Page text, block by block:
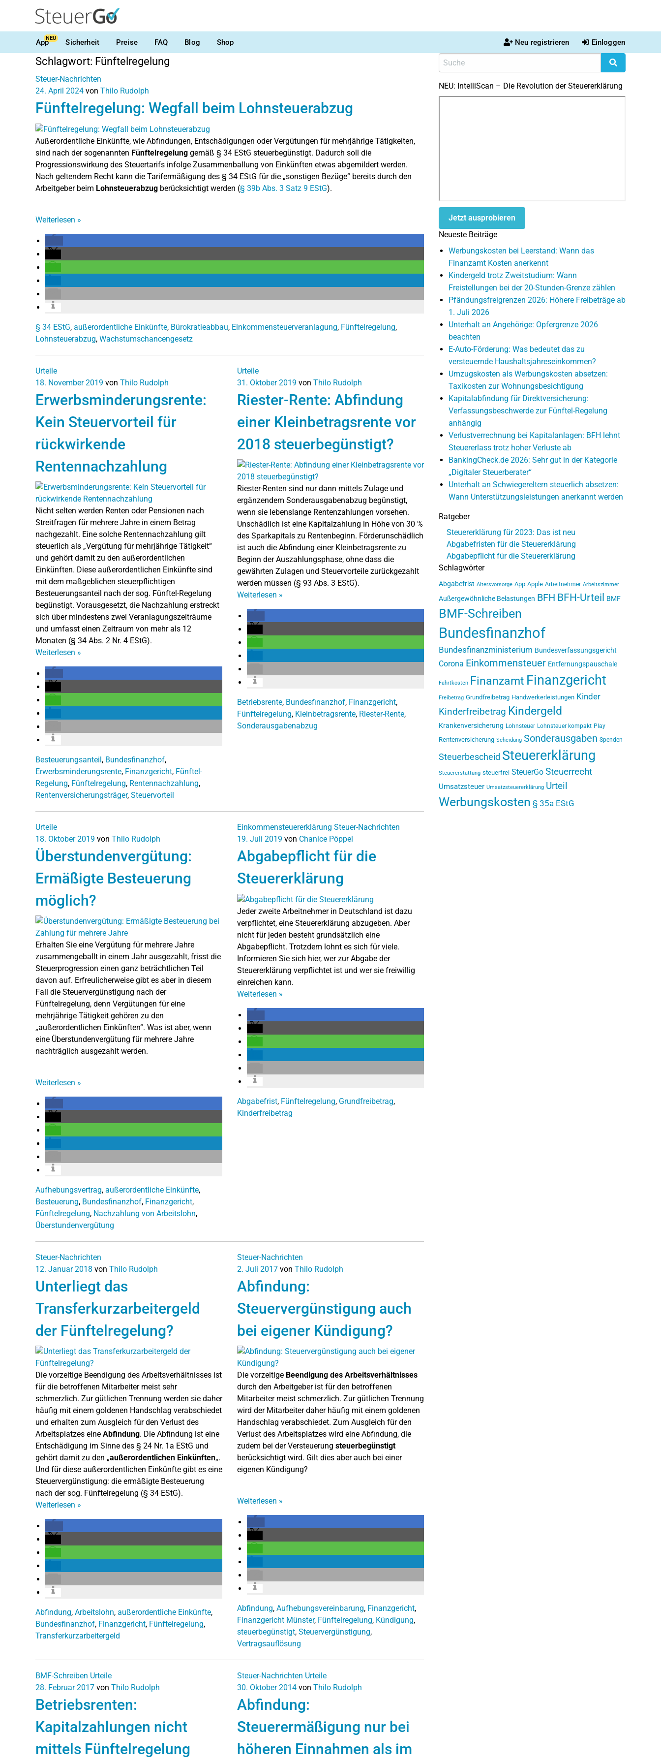
AppNEU Sicherheit Preise FAQ Blog Shop Neu registrieren Einloggen
Schlagwort: Fünftelregelung
Steuer-Nachrichten
24. April 2024 von Thilo Rudolph
Fünftelregelung: Wegfall beim Lohnsteuerabzug
Außerordentliche Einkünfte, wie Abfindungen, Entschädigungen oder Vergütungen für mehrjährige Tätigkeiten,
sind nach der sogenannten Fünftelregelung gemäß § 34 EStG steuerbegünstigt. Dadurch soll die
Progressionswirkung des Steuertarifs infolge Zusammenballung von Einkünften etwas abgemildert werden.
Nach geltendem Recht kann die Tarifermäßigung des § 34 EStG für die „sonstigen Bezüge“ bereits durch den
Arbeitgeber beim Lohnsteuerabzug berücksichtigt werden (§ 39b Abs. 3 Satz 9 EStG).
Weiterlesen »
§ 34 EStG, außerordentliche Einkünfte, Bürokratieabbau, Einkommensteuerveranlagung, Fünftelregelung,
Lohnsteuerabzug, Wachstumschancengesetz
Urteile
18. November 2019 von Thilo Rudolph
Erwerbsminderungsrente:
Kein Steuervorteil für
rückwirkende
Rentennachzahlung
Nicht selten werden Renten oder Pensionen nach
Streitfragen für mehrere Jahre in einem Betrag
nachgezahlt. Eine solche Rentennachzahlung gilt
steuerlich als „Vergütung für mehrjährige Tätigkeit“
und gehört damit zu den außerordentlichen
Einkünften. Diese außerordentlichen Einkünfte sind
mit dem maßgeblichen steuerpflichtigen
Besteuerungsanteil nach der sog. Fünftel-Regelung
begünstigt. Vorausgesetzt, die Nachzahlung erstreckt
sich über mindestens zwei Veranlagungszeiträume
und umfasst einen Zeitraum von mehr als 12
Monaten (§ 34 Abs. 2 Nr. 4 EStG).
Weiterlesen »
Besteuerungsanteil, Bundesfinanzhof,
Erwerbsminderungsrente, Finanzgericht, Fünftel-
Regelung, Fünftelregelung, Rentennachzahlung,
Rentenversicherungsträger, Steuervorteil
Urteile
31. Oktober 2019 von Thilo Rudolph
Riester-Rente: Abfindung
einer Kleinbetragsrente vor
2018 steuerbegünstigt?
Riester-Renten sind nur dann mittels Zulage und
ergänzendem Sonderausgabenabzug begünstigt,
wenn sie lebenslange Rentenzahlungen vorsehen.
Unschädlich ist eine Kapitalzahlung in Höhe von 30 %
des Sparkapitals zu Rentenbeginn. Förderunschädlich
ist auch die Abfindung einer Kleinbetragsrente zu
Beginn der Auszahlungsphase, ohne dass die
gewährten Zulagen und Steuervorteile zurückgezahlt
werden müssen (§ 93 Abs. 3 EStG).
Weiterlesen »
Betriebsrente, Bundesfinanzhof, Finanzgericht,
Fünftelregelung, Kleinbetragsrente, Riester-Rente,
Sonderausgabenabzug
Urteile
18. Oktober 2019 von Thilo Rudolph
Überstundenvergütung:
Ermäßigte Besteuerung
möglich?
Erhalten Sie eine Vergütung für mehrere Jahre
zusammengeballt in einem Jahr ausgezahlt, frisst die
Steuerprogression einen ganz beträchtlichen Teil
davon auf. Erfreulicherweise gibt es aber in diesem
Fall die Steuervergünstigung nach der
Fünftelregelung, denn Vergütungen für eine
mehrjährige Tätigkeit gehören zu den
„außerordentlichen Einkünften“. Was ist aber, wenn
eine Überstundenvergütung für mehrere Jahre
nachträglich ausgezahlt werden.
Weiterlesen »
Aufhebungsvertrag, außerordentliche Einkünfte,
Besteuerung, Bundesfinanzhof, Finanzgericht,
Fünftelregelung, Nachzahlung von Arbeitslohn,
Überstundenvergütung
Einkommensteuererklärung Steuer-Nachrichten
19. Juli 2019 von Chanice Pöppel
Abgabepflicht für die
Steuererklärung
Jeder zweite Arbeitnehmer in Deutschland ist dazu
verpflichtet, eine Steuererklärung abzugeben. Aber
nicht für jeden besteht grundsätzlich eine
Abgabepflicht. Trotzdem lohnt es sich für viele.
Informieren Sie sich hier, wer zur Abgabe der
Steuererklärung verpflichtet ist und wer sie freiwillig
einreichen kann.
Weiterlesen »
Abgabefrist, Fünftelregelung, Grundfreibetrag,
Kinderfreibetrag
Steuer-Nachrichten
12. Januar 2018 von Thilo Rudolph
Unterliegt das
Transferkurzarbeitergeld
der Fünftelregelung?
Die vorzeitige Beendigung des Arbeitsverhältnisses ist
für die betroffenen Mitarbeiter meist sehr
schmerzlich. Zur gütlichen Trennung werden sie daher
häufig mit einem goldenen Handschlag verabschiedet
und erhalten zum Ausgleich für den Verlust des
Arbeitsplatzes eine Abfindung. Die Abfindung ist eine
Entschädigung im Sinne des § 24 Nr. 1a EStG und
gehört damit zu den „außerordentlichen Einkünften„.
Und für diese außerordentlichen Einkünfte gibt es eine
Steuervergünstigung: die ermäßigte Besteuerung
nach der sog. Fünftelregelung (§ 34 EStG).
Weiterlesen »
Abfindung, Arbeitslohn, außerordentliche Einkünfte,
Bundesfinanzhof, Finanzgericht, Fünftelregelung,
Transferkurzarbeitergeld
Steuer-Nachrichten
2. Juli 2017 von Thilo Rudolph
Abfindung:
Steuervergünstigung auch
bei eigener Kündigung?
Die vorzeitige Beendigung des Arbeitsverhältnisses
durch den Arbeitgeber ist für den betroffenen
Mitarbeiter meist schmerzlich. Zur gütlichen Trennung
wird der Mitarbeiter daher häufig mit einem goldenen
Handschlag verabschiedet. Zum Ausgleich für den
Verlust des Arbeitsplatzes wird eine Abfindung, die
zudem bei der Versteuerung steuerbegünstigt
berücksichtigt wird. Gilt dies aber auch bei einer
eigenen Kündigung?
Weiterlesen »
Abfindung, Aufhebungsvereinbarung, Finanzgericht,
Finanzgericht Münster, Fünftelregelung, Kündigung,
steuerbegünstigt, Steuervergünstigung,
Vertragsauflösung
BMF-Schreiben Urteile
28. Februar 2017 von Thilo Rudolph
Betriebsrenten:
Kapitalzahlungen nicht
mittels Fünftelregelung
Steuer-Nachrichten Urteile
30. Oktober 2014 von Thilo Rudolph
Abfindung:
Steuerermäßigung nur bei
höheren Einnahmen als im
NEU: IntelliScan – Die Revolution der Steuererklärung
Jetzt ausprobieren
Neueste Beiträge
Werbungskosten bei Leerstand: Wann das
Finanzamt Kosten anerkennt
Kindergeld trotz Zweitstudium: Wann
Freistellungen bei der 20-Stunden-Grenze zählen
Pfändungsfreigrenzen 2026: Höhere Freibeträge ab
1. Juli 2026
Unterhalt an Angehörige: Opfergrenze 2026
beachten
E-Auto-Förderung: Was bedeutet das zu
versteuernde Haushaltsjahreseinkommen?
Umzugskosten als Werbungskosten absetzen:
Taxikosten zur Wohnungsbesichtigung
Kapitalabfindung für Direktversicherung:
Verfassungsbeschwerde zur Fünftel-Regelung
anhängig
Verlustverrechnung bei Kapitalanlagen: BFH lehnt
Steuererlass trotz hoher Verluste ab
BankingCheck.de 2026: Sehr gut in der Kategorie
„Digitaler Steuerberater“
Unterhalt an Schwiegereltern steuerlich absetzen:
Wann Unterstützungsleistungen anerkannt werden
Ratgeber
Steuererklärung für 2023: Das ist neu
Abgabefristen für die Steuererklärung
Abgabepflicht für die Steuererklärung
Schlagwörter
Abgabefrist Altersvorsorge App Apple Arbeitnehmer Arbeitszimmer
Außergewöhnliche Belastungen BFH BFH-Urteil BMF
BMF-Schreiben
Bundesfinanzhof
Bundesfinanzministerium Bundesverfassungsgericht
Corona Einkommensteuer Entfernungspauschale
Fahrtkosten Finanzamt Finanzgericht
Freibetrag Grundfreibetrag Handwerkerleistungen Kinder
Kinderfreibetrag Kindergeld
Krankenversicherung Lohnsteuer Lohnsteuer kompakt Play
Rentenversicherung Scheidung Sonderausgaben Spenden
Steuerbescheid Steuererklärung
Steuererstattung steuerfrei SteuerGo Steuerrecht
Umsatzsteuer Umsatzsteuererklärung Urteil
Werbungskosten § 35a EStG